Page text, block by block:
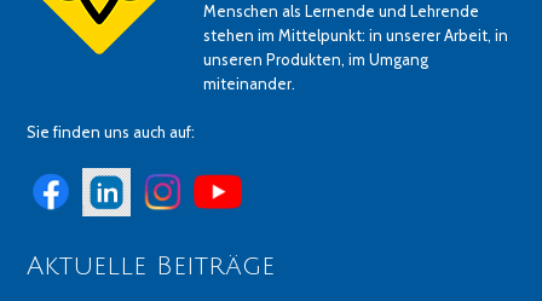
Menschen als Lernende und Lehrende
stehen im Mittelpunkt: in unserer Arbeit, in
unseren Produkten, im Umgang
miteinander.
Sie finden uns auch auf:
Aktuelle Beiträge